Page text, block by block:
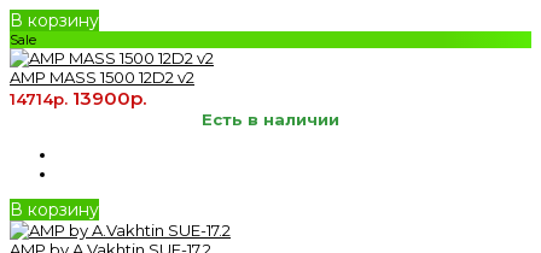
В корзину
Sale
AMP MASS 1500 12D2 v2
14714р. 13900р.
Есть в наличии
В корзину